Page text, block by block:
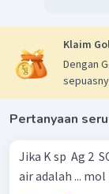
Klaim
Dengan
Pertanyaan
Jika K sp ​ Ag 2
air adalah ... mol